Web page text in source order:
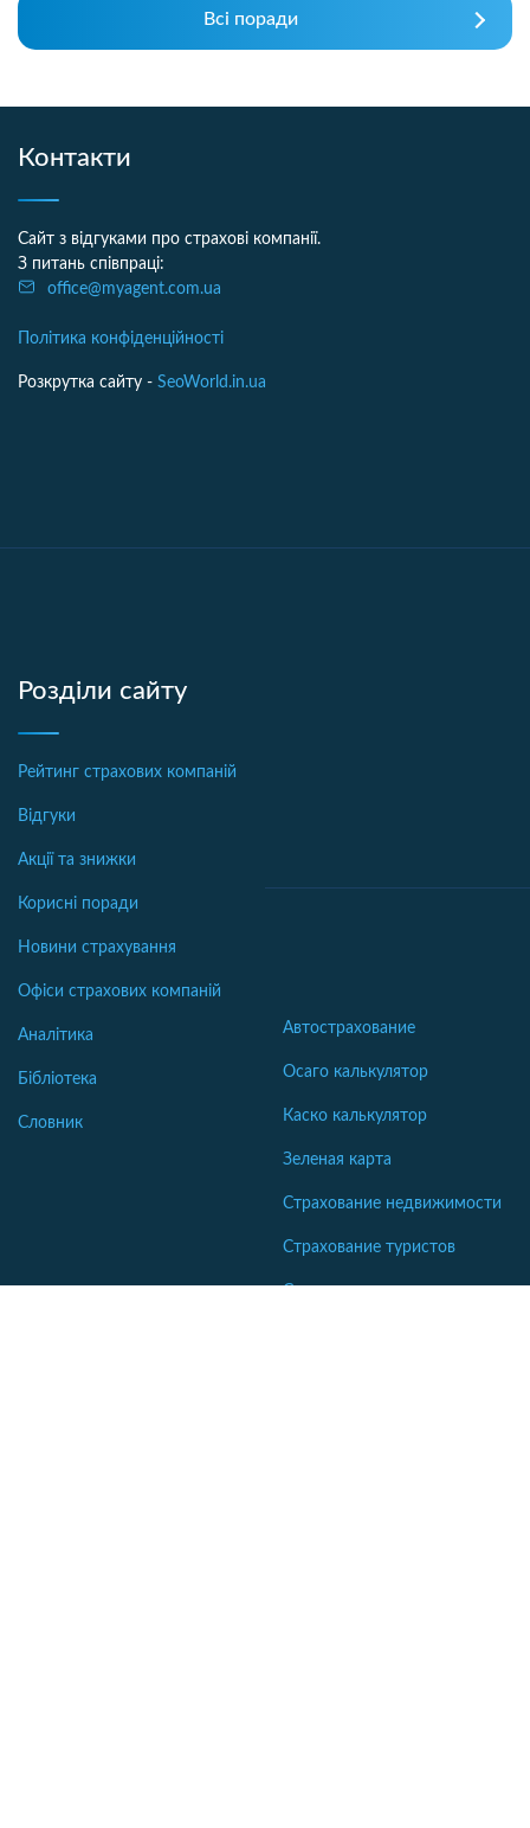
Всі поради
Контакти
Сайт з відгуками про страхові компанії.
З питань співпраці:
office@myagent.com.ua
Політика конфіденційності
Розкрутка сайту - SeoWorld.in.ua
Розділи сайту
Рейтинг страхових компаній
Відгуки
Акції та знижки
Корисні поради
Новини страхування
Офіси страхових компаній
Аналітика
Бібліотека
Словник
Автострахование
Осаго калькулятор
Каско калькулятор
Зеленая карта
Страхование недвижимости
Страхование туристов
Страхование яхт и катеров